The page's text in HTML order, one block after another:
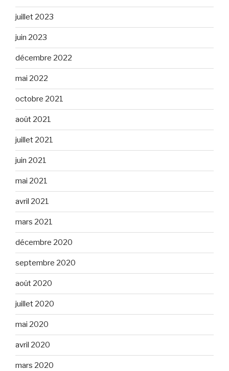
juillet 2023
juin 2023
décembre 2022
mai 2022
octobre 2021
août 2021
juillet 2021
juin 2021
mai 2021
avril 2021
mars 2021
décembre 2020
septembre 2020
août 2020
juillet 2020
mai 2020
avril 2020
mars 2020